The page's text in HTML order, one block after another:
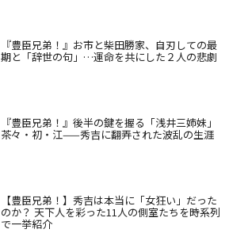
『豊臣兄弟！』お市と柴田勝家、自刃しての最
期と「辞世の句」…運命を共にした２人の悲劇
『豊臣兄弟！』後半の鍵を握る「浅井三姉妹」
茶々・初・江——秀吉に翻弄された波乱の生涯
【豊臣兄弟！】秀吉は本当に「女狂い」だった
のか？ 天下人を彩った11人の側室たちを時系列
で一挙紹介